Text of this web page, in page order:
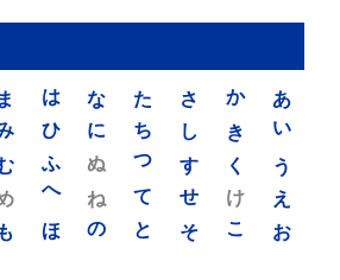
あ
い
う
え
お
か
き
く
け
こ
さ
し
す
せ
そ
た
ち
つ
て
と
な
に
ぬ
ね
の
は
ひ
ふ
へ
ほ
ま
み
む
め
も